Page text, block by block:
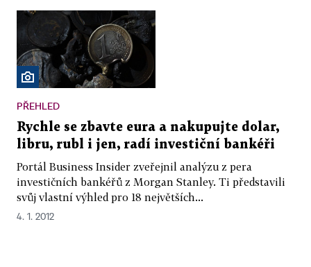
PŘEHLED
Rychle se zbavte eura a nakupujte dolar,
libru, rubl i jen, radí investiční bankéři
Portál Business Insider zveřejnil analýzu z pera
investičních bankéřů z Morgan Stanley. Ti představili
svůj vlastní výhled pro 18 největších...
4. 1. 2012